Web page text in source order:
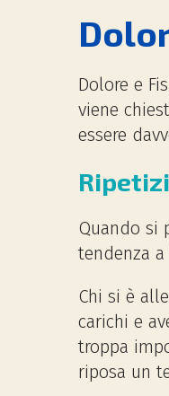
Dolore e
viene
essere
Quando si
tendenza a
Chi si è
carichi e
troppa
riposa un